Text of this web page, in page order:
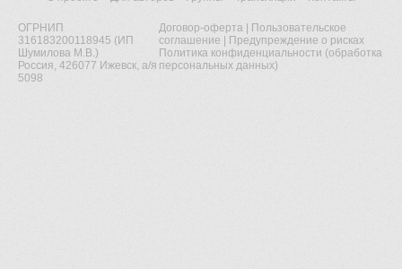
ОГРНИП
316183200118945 (ИП
Шумилова М.В.)
Россия, 426077 Ижевск, а/я
5098
Договор-оферта
Пользовательское
соглашение
Предупреждение о рисках
Политика конфиденциальности (обработка
персональных данных)